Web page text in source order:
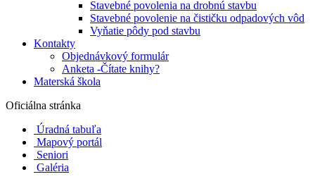
Stavebné povolenia na drobnú stavbu
Stavebné povolenie na čističku odpadových vôd
Vyňatie pôdy pod stavbu
Kontakty
Objednávkový formulár
Anketa -Čítate knihy?
Materská škola
Oficiálna stránka
Úradná tabuľa
Mapový portál
Seniori
Galéria